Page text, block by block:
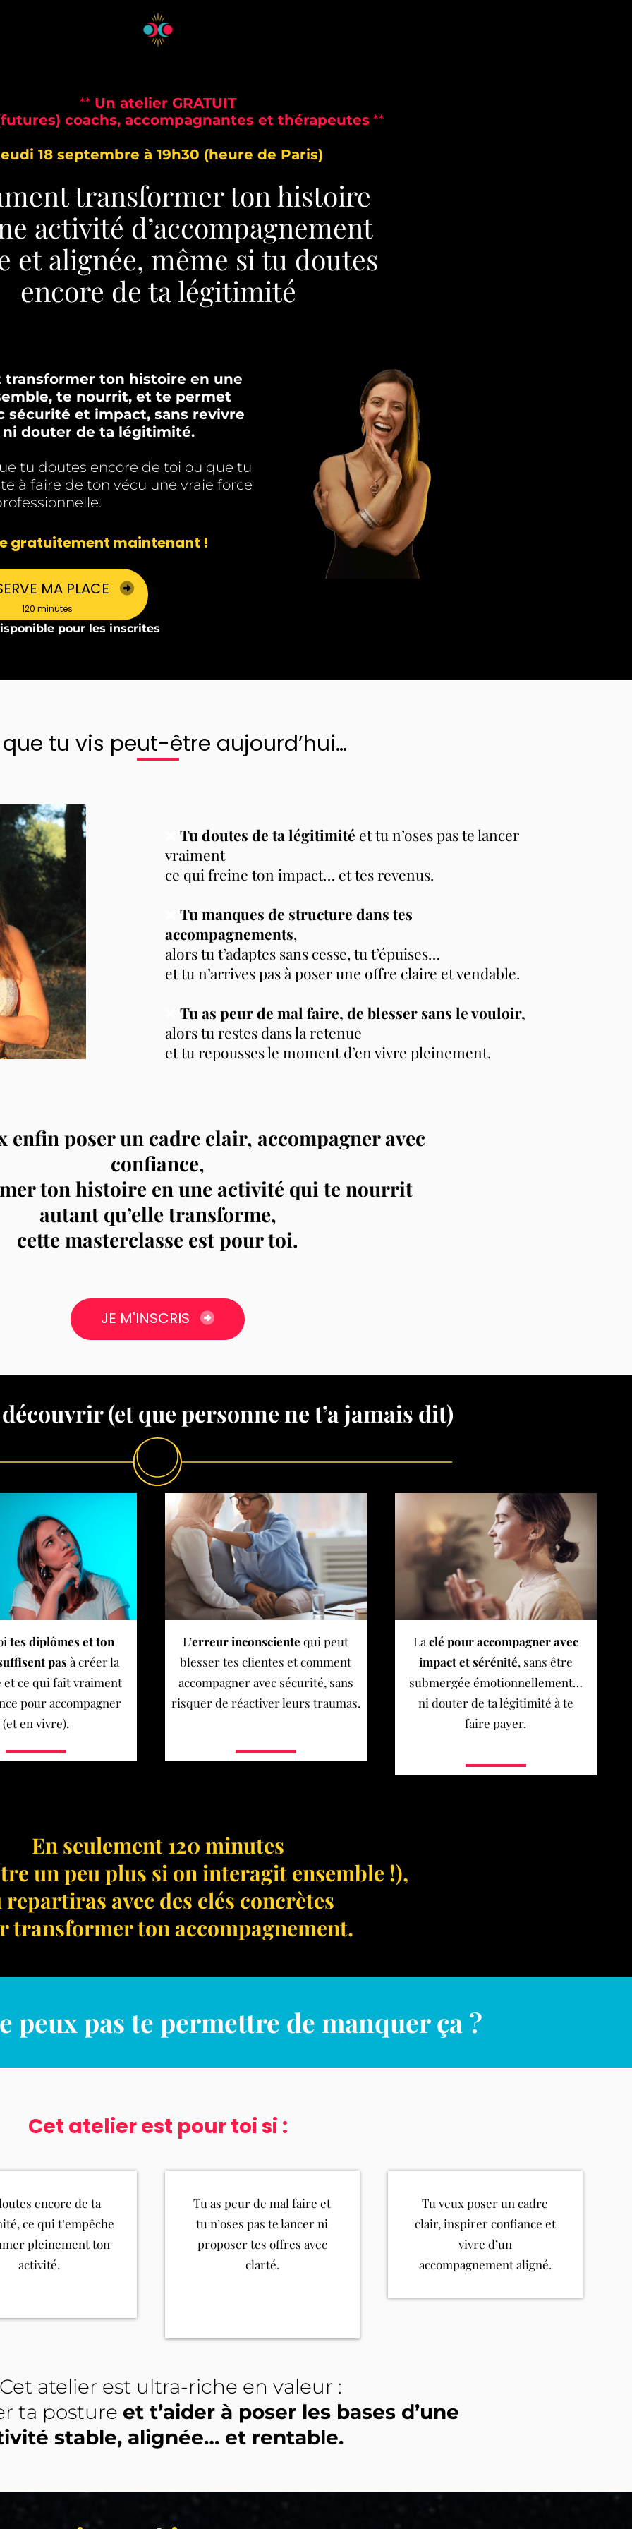
** Un atelier GRATUIT
coachs, accompagnantes et thérapeutes **
18 septembre à 19h30 (heure de Paris)
transformer ton histoire
activité d’accompagnement
et alignée, même si tu doutes
encore de ta légitimité
ton histoire en une
te nourrit, et te permet
sécurité et impact, sans revivre
ni douter de ta légitimité.
tu doutes encore de toi ou que tu
à faire de ton vécu une vraie force
gratuitement maintenant !
MA PLACE
120 minutes
pour les inscrites
tu vis peut-être aujourd’hui…
Tu doutes de ta légitimité et tu n’oses pas te lancer
vraiment
ce qui freine ton impact… et tes revenus.
Tu manques de structure dans tes
accompagnements,
alors tu t’adaptes sans cesse, tu t’épuises…
et tu n’arrives pas à poser une offre claire et vendable.
Tu as peur de mal faire, de blesser sans le vouloir,
alors tu restes dans la retenue
et tu repousses le moment d’en vivre pleinement.
enfin poser un cadre clair, accompagner avec
confiance,
ton histoire en une activité qui te nourrit
autant qu’elle transforme,
cette masterclasse est pour toi.
JE M'INSCRIS
(et que personne ne t’a jamais dit)
tes diplômes et ton
pasà créer la
et ce qui fait vraiment
pour accompagner
(et en vivre).
L’erreur inconsciente qui peut
blesser tes clientes et comment
accompagner avec sécurité, sans
risquer de réactiver leurs traumas.
La clé pour accompagner avec
impact et sérénité, sans être
submergée émotionnellement…
ni douter de ta légitimité à te
faire payer.
En seulement 120 minutes
un peu plus si on interagit ensemble !),
repartiras avec des clés concrètes
transformer ton accompagnement.
peux pas te permettre de manquer ça ?
Cet atelier est pour toi si :
encore de ta
ce qui t’empêche
pleinement ton
activité.
Tu as peur de mal faire et
tu n’oses pas te lancer ni
proposer tes offres avec
clarté.
Tu veux poser un cadre
clair, inspirer confiance et
vivre d’un
accompagnement aligné.
atelier est ultra-riche en valeur :
ta postureet t’aider à poser les bases d’une
stable, alignée… et rentable.